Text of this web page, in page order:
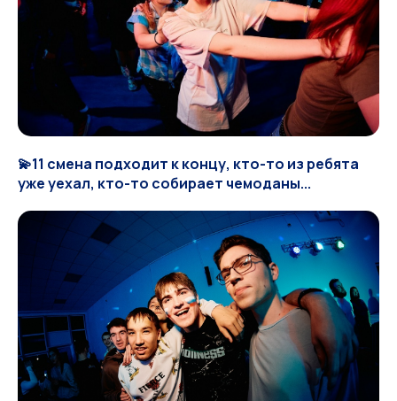
💫11 смена подходит к концу, кто-то из ребята
уже уехал, кто-то собирает чемоданы...